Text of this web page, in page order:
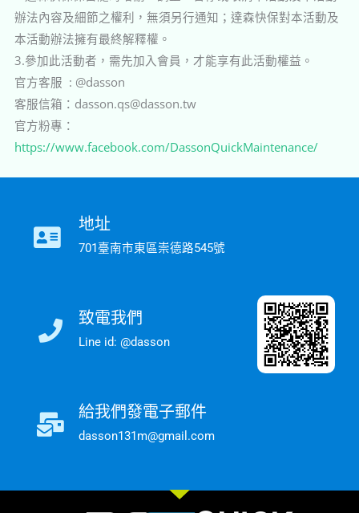
辦法內容及細節之權利，無須另行通知；達森快保對本活動及
本活動辦法擁有最終解釋權。
3.參加此活動者，需先加入會員，才能享有此活動權益。
官方客服 : @dasson
客服信箱：dasson.qs@dasson.tw
官方粉專：
https://www.facebook.com/DassonQuickMaintenance/
地址
701臺南市東區崇德路545號
致電我們
Line id: @dasson
給我們發電子郵件
dasson131m@gmail.com